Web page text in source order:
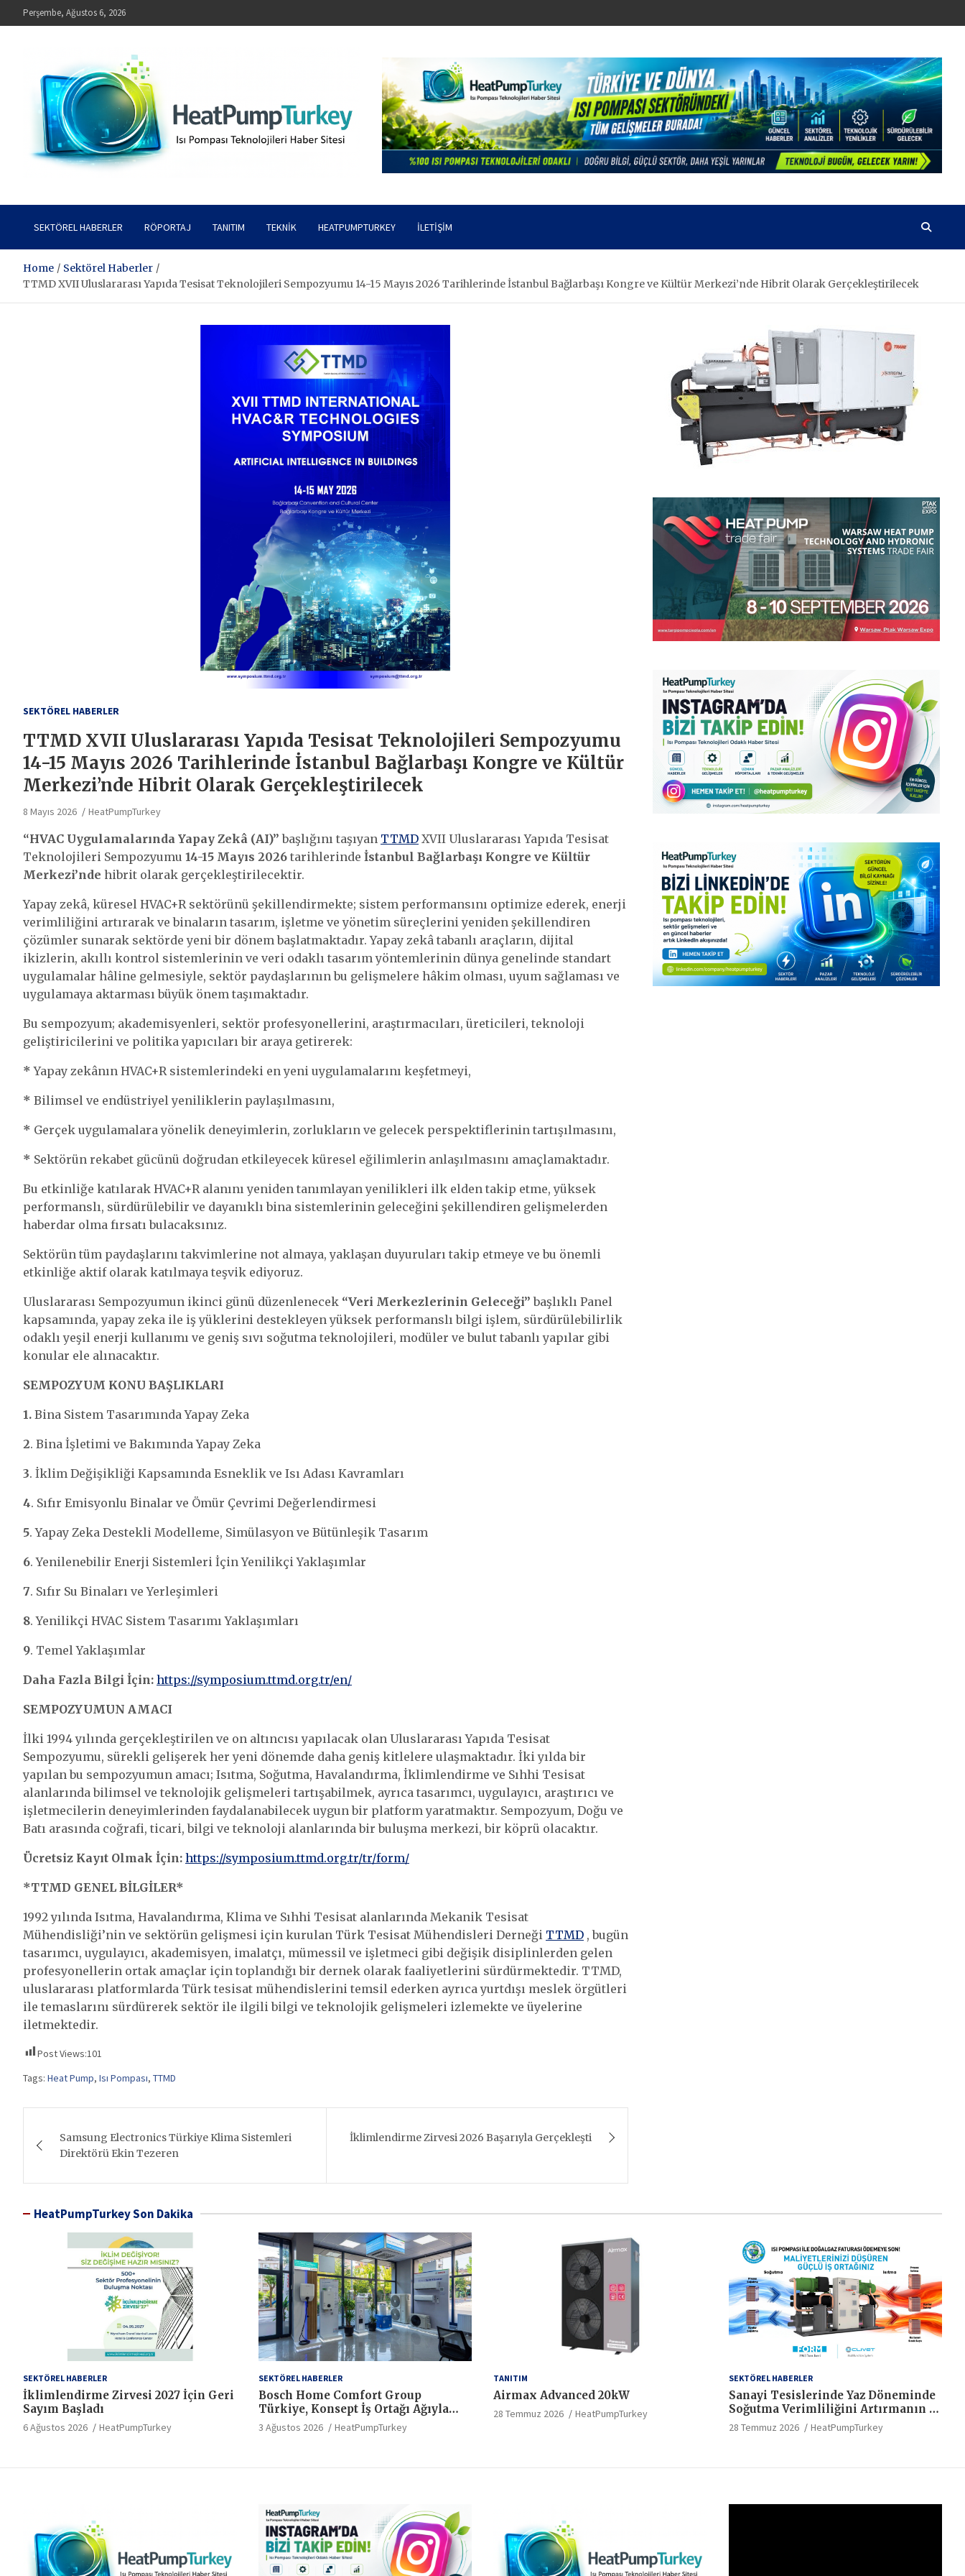
to
Perşembe, Ağustos 6, 2026
SEKTÖREL HABERLER RÖPORTAJ TANITIM TEKNIK HEATPUMPTURKEY İLETIŞIM
Home
Sektörel Haberler
TTMD XVII Uluslararası Yapıda Tesisat Teknolojileri Sempozyumu 14-15 Mayıs 2026 Tarihlerinde İstanbul Bağlarbaşı Kongre ve Kültür Merkezi’nde Hibrit Olarak Gerçekleştirilecek
SEKTÖREL HABERLER
TTMD XVII Uluslararası Yapıda Tesisat Teknolojileri Sempozyumu
14-15 Mayıs 2026 Tarihlerinde İstanbul Bağlarbaşı Kongre ve Kültür
Merkezi’nde Hibrit Olarak Gerçekleştirilecek
8 Mayıs 2026 HeatPumpTurkey
“HVAC Uygulamalarında Yapay Zekâ (AI)”başlığını taşıyan TTMD XVII Uluslararası Yapıda Tesisat
Teknolojileri Sempozyumu 14-15 Mayıs 2026 tarihlerinde İstanbul Bağlarbaşı Kongre ve Kültür
Merkezi’nde hibrit olarak gerçekleştirilecektir.
Yapay zekâ, küresel HVAC+R sektörünü şekillendirmekte; sistem performansını optimize ederek, enerji
verimliliğini artırarak ve binaların tasarım, işletme ve yönetim süreçlerini yeniden şekillendiren
çözümler sunarak sektörde yeni bir dönem başlatmaktadır. Yapay zekâ tabanlı araçların, dijital
ikizlerin, akıllı kontrol sistemlerinin ve veri odaklı tasarım yöntemlerinin dünya genelinde standart
uygulamalar hâline gelmesiyle, sektör paydaşlarının bu gelişmelere hâkim olması, uyum sağlaması ve
uygulamaya aktarması büyük önem taşımaktadır.
Bu sempozyum; akademisyenleri, sektör profesyonellerini, araştırmacıları, üreticileri, teknoloji
geliştiricilerini ve politika yapıcıları bir araya getirerek:
*Yapay zekânın HVAC+R sistemlerindeki en yeni uygulamalarını keşfetmeyi,
* Bilimsel ve endüstriyel yeniliklerin paylaşılmasını,
* Gerçek uygulamalara yönelik deneyimlerin, zorlukların ve gelecek perspektiflerinin tartışılmasını,
* Sektörün rekabet gücünü doğrudan etkileyecek küresel eğilimlerin anlaşılmasını amaçlamaktadır.
Bu etkinliğe katılarak HVAC+R alanını yeniden tanımlayan yenilikleri ilk elden takip etme, yüksek
performanslı, sürdürülebilir ve dayanıklı bina sistemlerinin geleceğini şekillendiren gelişmelerden
haberdar olma fırsatı bulacaksınız.
Sektörün tüm paydaşlarını takvimlerine not almaya, yaklaşan duyuruları takip etmeye ve bu önemli
etkinliğe aktif olarak katılmaya teşvik ediyoruz.
Uluslararası Sempozyumun ikinci günü düzenlenecek “Veri Merkezlerinin Geleceği”başlıklı Panel
kapsamında, yapay zeka ile iş yüklerini destekleyen yüksek performanslı bilgi işlem, sürdürülebilirlik
odaklı yeşil enerji kullanımı ve geniş sıvı soğutma teknolojileri, modüler ve bulut tabanlı yapılar gibi
konular ele alınacaktır.
SEMPOZYUM KONU BAŞLIKLARI
1. Bina Sistem Tasarımında Yapay Zeka
2. Bina İşletimi ve Bakımında Yapay Zeka
3. İklim Değişikliği Kapsamında Esneklik ve Isı Adası Kavramları
4. Sıfır Emisyonlu Binalar ve Ömür Çevrimi Değerlendirmesi
5. Yapay Zeka Destekli Modelleme, Simülasyon ve Bütünleşik Tasarım
6. Yenilenebilir Enerji Sistemleri İçin Yenilikçi Yaklaşımlar
7. Sıfır Su Binaları ve Yerleşimleri
8. Yenilikçi HVAC Sistem Tasarımı Yaklaşımları
9. Temel Yaklaşımlar
Daha Fazla Bilgi İçin: https://symposium.ttmd.org.tr/en/
SEMPOZYUMUN AMACI
İlki 1994 yılında gerçekleştirilen ve on altıncısı yapılacak olan Uluslararası Yapıda Tesisat
Sempozyumu, sürekli gelişerek her yeni dönemde daha geniş kitlelere ulaşmaktadır. İki yılda bir
yapılan bu sempozyumun amacı; Isıtma, Soğutma, Havalandırma, İklimlendirme ve Sıhhi Tesisat
alanlarında bilimsel ve teknolojik gelişmeleri tartışabilmek, ayrıca tasarımcı, uygulayıcı, araştırıcı ve
işletmecilerin deneyimlerinden faydalanabilecek uygun bir platform yaratmaktır. Sempozyum, Doğu ve
Batı arasında coğrafi, ticari, bilgi ve teknoloji alanlarında bir buluşma merkezi, bir köprü olacaktır.
Ücretsiz Kayıt Olmak İçin: https://symposium.ttmd.org.tr/tr/form/
*TTMD GENEL BİLGİLER*
1992 yılında Isıtma, Havalandırma, Klima ve Sıhhi Tesisat alanlarında Mekanik Tesisat
Mühendisliği’nin ve sektörün gelişmesi için kurulan Türk Tesisat Mühendisleri Derneği TTMD , bugün
tasarımcı, uygulayıcı, akademisyen, imalatçı, mümessil ve işletmeci gibi değişik disiplinlerden gelen
profesyonellerin ortak amaçlar için toplandığı bir dernek olarak faaliyetlerini sürdürmektedir. TTMD,
uluslararası platformlarda Türk tesisat mühendislerini temsil ederken ayrıca yurtdışı meslek örgütleri
ile temaslarını sürdürerek sektör ile ilgili bilgi ve teknolojik gelişmeleri izlemekte ve üyelerine
iletmektedir.
Post Views:101
Tags: Heat Pump, Isı Pompası, TTMD
gezinmesi
Samsung Electronics Türkiye Klima Sistemleri
Direktörü Ekin Tezeren
İklimlendirme Zirvesi 2026 Başarıyla Gerçekleşti
HeatPumpTurkey Son Dakika
SEKTÖREL HABERLER
İklimlendirme Zirvesi 2027 İçin Geri
Sayım Başladı
6 Ağustos 2026 HeatPumpTurkey
SEKTÖREL HABERLER
Bosch Home Comfort Group
Türkiye, Konsept İş Ortağı Ağıyla
Hizmet Standartlarında Yeni Bir
Dönem Başlatıyor
3 Ağustos 2026 HeatPumpTurkey
TANITIM
Airmax Advanced 20kW
28 Temmuz 2026 HeatPumpTurkey
SEKTÖREL HABERLER
Sanayi Tesislerinde Yaz Döneminde
Soğutma Verimliliğini Artırmanın 5
Kritik Yolu
28 Temmuz 2026 HeatPumpTurkey